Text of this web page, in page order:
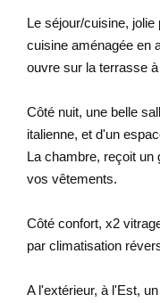
Le séjour/cuisine,
cuisine aménagée en
ouvre sur la terrasse
Côté nuit, une belle
italienne, et d'un
La chambre, reçoit un
vos vêtements.
Côté confort, x2
par climatisation
A l'extérieur, à l'Est,